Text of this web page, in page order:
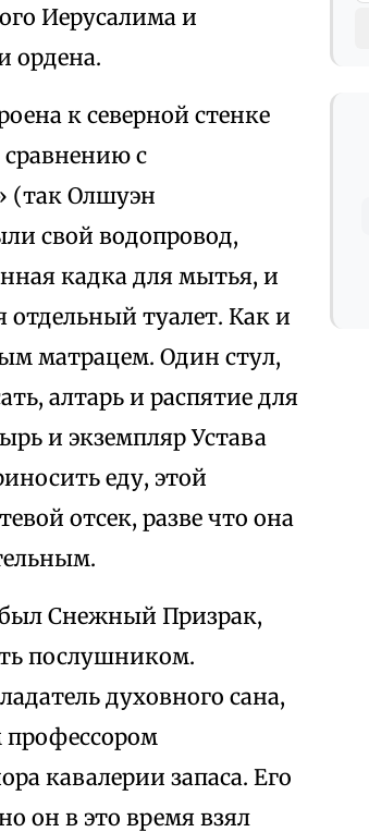
Иерусалима и
ордена.
к северной стенке
с
(так Олшуэн
свой водопровод,
кадка для мытья, и
отдельный туалет. Как и
матрацем. Один стул,
алтарь и распятие для
и экземпляр Устава
еду, этой
отсек, разве что она
Снежный Призрак,
послушником.
духовного сана,
кавалерии запаса. Его
он в это время взял